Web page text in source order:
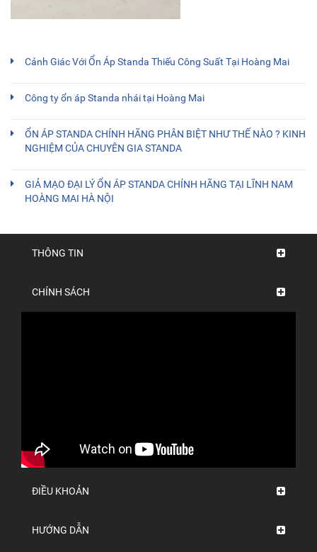
Cảnh Giác Với Ổn Áp Standa Thiếu Công Suất Tại Hoàng Mai
Công ty ổn áp Standa nhái tại Hoàng Mai
ỔN ÁP STANDA CHÍNH HÃNG PHÂN BIỆT NHƯ THẾ NÀO ? KINH
NGHIỆM CỦA CHUYÊN GIA STANDA
GIẢ MẠO ĐẠI LÝ ỔN ÁP STANDA CHÍNH HÃNG TẠI LĨNH NAM
HOÀNG MAI HÀ NỘI
THÔNG TIN
CHÍNH SÁCH
ĐIỀU KHOẢN
HƯỚNG DẪN